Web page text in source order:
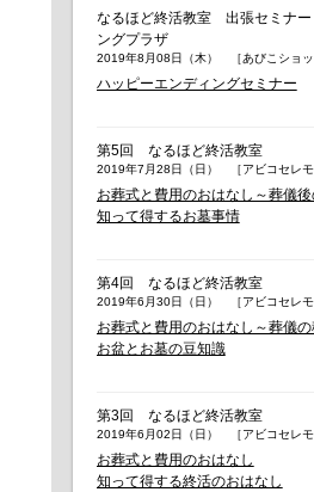
なるほど終活教室 出張セミナ
ングプラザ
2019年8月08日（木） ［あびこショッ
ハッピーエンディングセミナー
第5回 なるほど終活教室
2019年7月28日（日） ［アビコセレモ
お葬式と費用のおはなし～葬儀
知って得するお墓事情
第4回 なるほど終活教室
2019年6月30日（日） ［アビコセレモ
お葬式と費用のおはなし～葬儀
お盆とお墓の豆知識
第3回 なるほど終活教室
2019年6月02日（日） ［アビコセレモ
お葬式と費用のおはなし
知って得する終活のおはなし